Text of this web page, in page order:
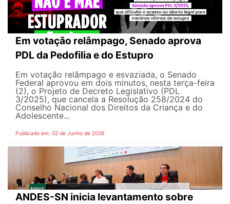
Em votação relâmpago, Senado aprova
PDL da Pedofilia e do Estupro
Em votação relâmpago e esvaziada, o Senado
Federal aprovou em dois minutos, nesta terça-feira
(2), o Projeto de Decreto Legislativo (PDL
3/2025), que cancela a Resolução 258/2024 do
Conselho Nacional dos Direitos da Criança e do
Adolescente...
Publicado em: 02 de Junho de 2026
ANDES-SN inicia levantamento sobre